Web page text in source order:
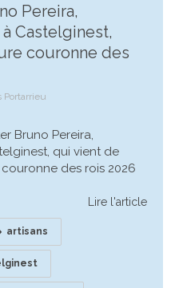
Pereira,
Castelginest,
couronne des
Portarrieu
Bruno Pereira,
qui vient de
des rois 2026
Lire l'article
artisans